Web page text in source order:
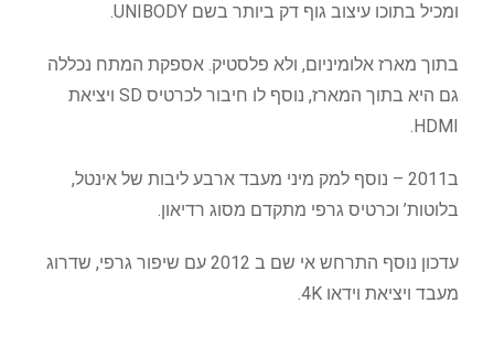
ומכיל בתוכו עיצוב גוף דק ביותר בשם UNIBODY.
בתוך מארז אלומיניום, ולא פלסטיק. אספקת המתח נכללה
גם היא בתוך המארז, נוסף לו חיבור לכרטיס SD ויציאת
HDMI.
ב2011 – נוסף למק מיני מעבד ארבע ליבות של אינטל,
בלוטות’ וכרטיס גרפי מתקדם מסוג רדיאון.
עדכון נוסף התרחש אי שם ב 2012 עם שיפור גרפי, שדרוג
מעבד ויציאת וידאו 4K.